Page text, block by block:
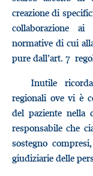
creazione di
collaborazione ai
normative di cui
pure dall’art. 7
Inutile
regionali ove vi è
del paziente nella
responsabile che
sostegno
giudiziarie delle